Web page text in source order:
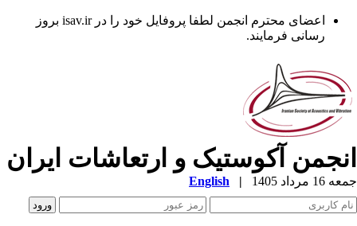
اعضای محترم انجمن لطفا پروفایل خود را در isav.ir بروز
رسانی فرمایند.
آکوستیک و ارتعاشات ایران
مرداد 1405 |
English